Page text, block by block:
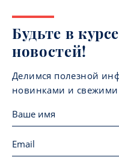
Будьте в
новостей!
Делимся полезной
новинками и